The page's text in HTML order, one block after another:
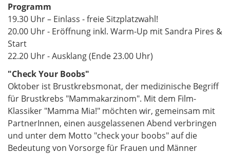
Programm
19.30 Uhr – Einlass - freie Sitzplatzwahl!
20.00 Uhr - Eröffnung inkl. Warm-Up mit Sandra Pires &
Start
​​​​​​​22.20 Uhr - Ausklang (Ende 23.00 Uhr)
"Check Your Boobs"
Oktober ist Brustkrebsmonat, der medizinische Begriff
für Brustkrebs "Mammakarzinom". Mit dem Film-
Klassiker "Mamma Mia!" möchten wir, gemeinsam mit
PartnerInnen, einen ausgelassenen Abend verbringen
und unter dem Motto "check your boobs" auf die
Bedeutung von Vorsorge für Frauen und Männer